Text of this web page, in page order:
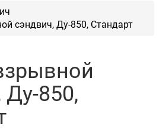
сэндвич, Ду-850, Стандарт
Ду-850,